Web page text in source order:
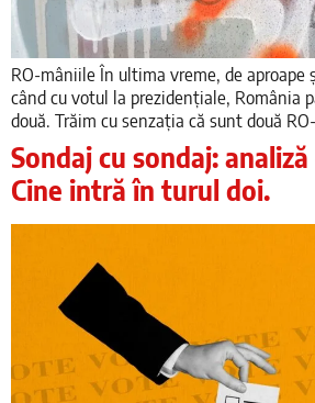
RO-mâniile În ultima vreme, de aproape
când cu votul la prezidențiale, România
două. Trăim cu senzația că sunt două
Sondaj cu sondaj:
Cine intră în turul doi.